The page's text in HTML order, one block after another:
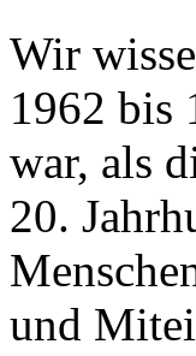
Wir
1962 bis
war, als
20.
und